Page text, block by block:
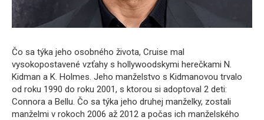
Čo sa týka jeho osobného života, Cruise mal
vysokopostavené vzťahy s hollywoodskymi herečkami N.
Kidman a K. Holmes. Jeho manželstvo s Kidmanovou trvalo
od roku 1990 do roku 2001, s ktorou si adoptoval 2 deti:
Connora a Bellu. Čo sa týka jeho druhej manželky, zostali
manželmi v rokoch 2006 až 2012 a počas ich manželského